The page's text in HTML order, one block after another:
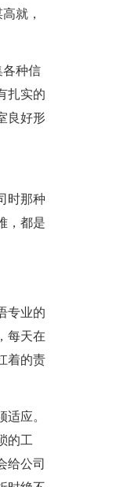
就，
种信
扎实的
良好形
时那种
，都是
专业的
每天在
着的责
应。
的工
给公司